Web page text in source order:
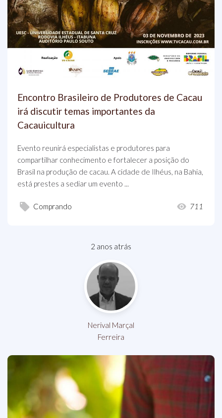
Encontro Brasileiro de Produtores de Cacau
irá discutir temas importantes da
Cacauicultura
Evento reunirá especialistas e produtores para
compartilhar conhecimento e fortalecer a posição do
Brasil na produção de cacau. A cidade de Ilhéus, na Bahia,
está prestes a sediar um evento ...
Comprando 711
2 anos atrás
Nerival Marçal
Ferreira